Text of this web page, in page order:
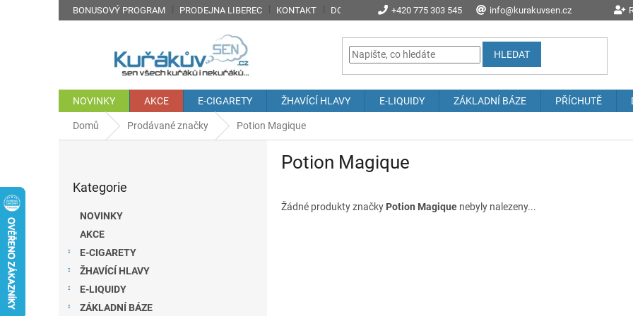
+420 775 303 545 info@kurakuvsen.cz
BONUSOVÝ PROGRAM PRODEJNA LIBEREC KONTAKT DOPRAVA A POŠTOVNÉ PROČ NAKOUPIT U NÁS? JAK NAKUPOVAT
HLEDAT
NOVINKY AKCE E-CIGARETY ŽHAVÍCÍ HLAVY E-LIQUIDY ZÁKLADNÍ BÁZE PŘÍCHUTĚ
Domů Prodávané značky Potion Magique
kategorie
Kategorie
NOVINKY
AKCE
E-CIGARETY
ŽHAVÍCÍ HLAVY
E-LIQUIDY
ZÁKLADNÍ BÁZE
Potion Magique
Žádné produkty značky Potion Magique nebyly nalezeny...